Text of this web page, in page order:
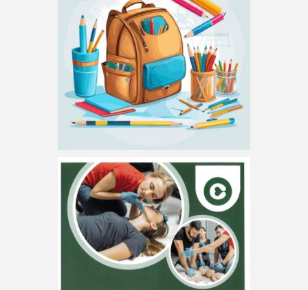
Les inscriptions à l’école élémentaire Jeanne
MEYER se feront sur rendez-vous les jeudis entre
8h00 et 16h30 à partir du 5 mars 2026. La prise
de rendez-vous se fait
Initiation gratuite aux
gestes qui sauvent
Andolsheim vous invite à un webinaire gratuit
financé par le Régime Local d’Assurance
Maladie Alsace-Moselle, pour apprendre les
bons réflexes en cas d’arrêt cardiaque :
Reconnaître les signes